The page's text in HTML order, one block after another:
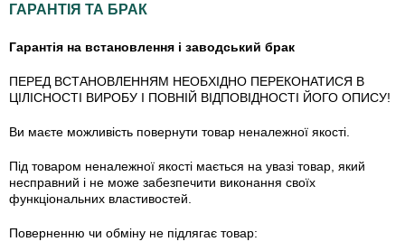
ГАРАНТІЯ ТА БРАК
Гарантія на встановлення і заводський брак
ПЕРЕД ВСТАНОВЛЕННЯМ НЕОБХІДНО ПЕРЕКОНАТИСЯ В
ЦІЛІСНОСТІ ВИРОБУ І ПОВНІЙ ВІДПОВІДНОСТІ ЙОГО ОПИСУ!
Ви маєте можливість повернути товар неналежної якості.
Під товаром неналежної якості мається на увазі товар, який
несправний і не може забезпечити виконання своїх
функціональних властивостей.
Поверненню чи обміну не підлягає товар: